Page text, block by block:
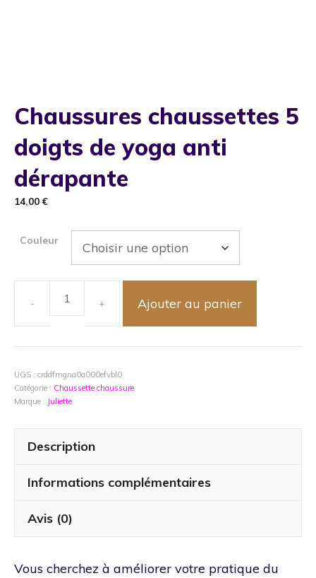
Chaussures chaussettes 5
doigts de yoga anti
dérapante
14,00€
Couleur
quantité
de
5
doigts
Ajouter au panier
UGS : crddfmgna0a000efvbl0
Catégorie : Chaussette chaussure
Marque : Juliette
Description
Informations complémentaires
Avis (0)
Vous cherchez à améliorer votre pratique du